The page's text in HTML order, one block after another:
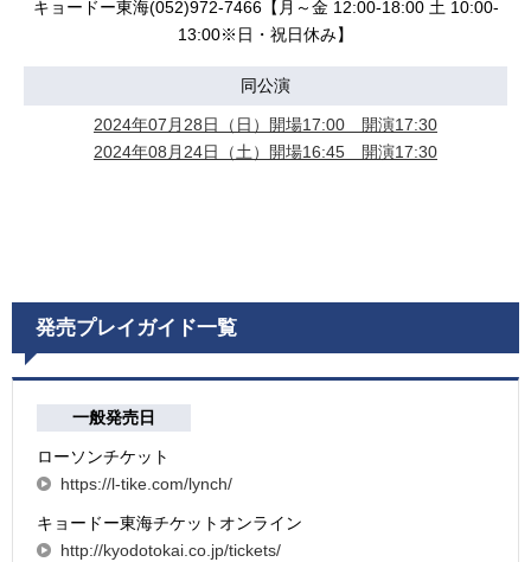
キョードー東海(052)972-7466【月～金 12:00-18:00 土 10:00-
13:00※日・祝日休み】
同公演
2024年07月28日（日）開場17:00 開演17:30
2024年08月24日（土）開場16:45 開演17:30
発売プレイガイド一覧
一般発売日
ローソンチケット
https://l-tike.com/lynch/
キョードー東海チケットオンライン
http://kyodotokai.co.jp/tickets/